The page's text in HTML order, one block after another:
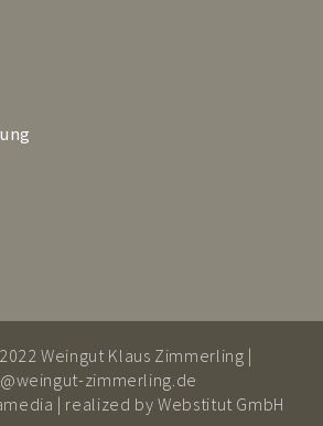
Weingut Klaus Zimmerling |
zimmerling.de
| realized byWebstitut GmbH